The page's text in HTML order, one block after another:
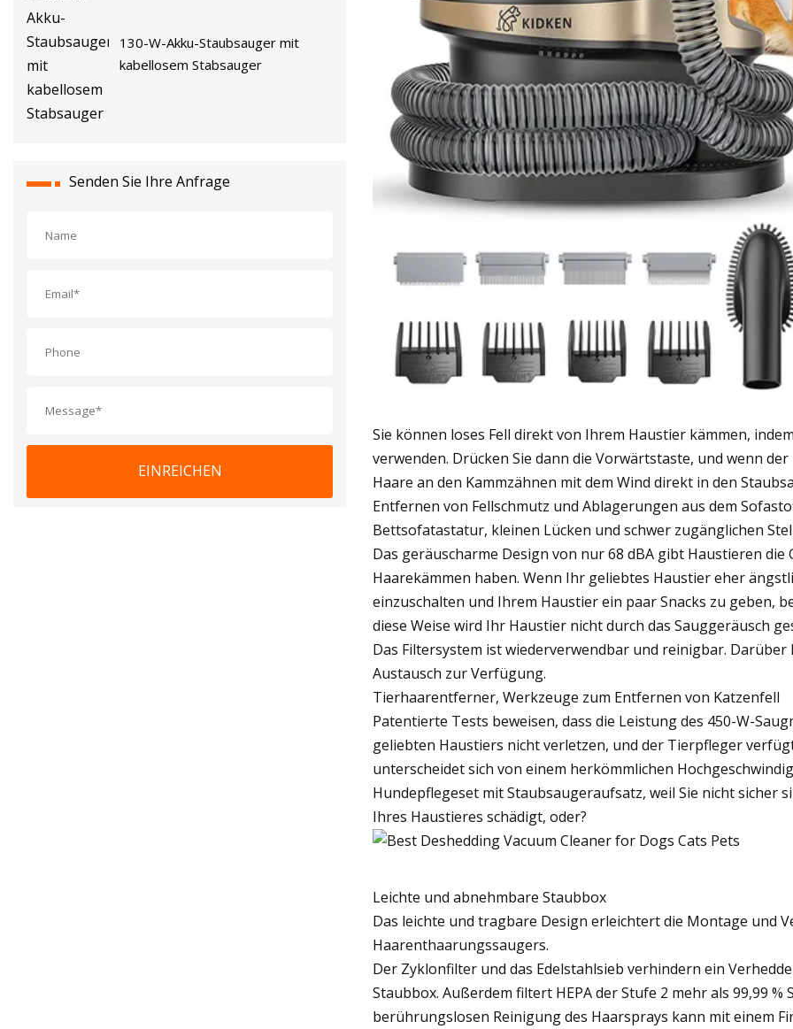
130-W-Akku-Staubsauger mit
kabellosem Stabsauger
Senden Sie Ihre Anfrage
EINREICHEN
Sie können loses Fell direkt von Ihrem Haustier kämmen,
verwenden. Drücken Sie dann die Vorwärtstaste, und wenn
Haare an den Kammzähnen mit dem Wind direkt in den
Entfernen von Fellschmutz und Ablagerungen aus dem
Bettsofatastatur, kleinen Lücken und schwer zugänglichen
Das geräuscharme Design von nur 68 dBA gibt Haustieren die
Haarekämmen haben. Wenn Ihr geliebtes Haustier eher
einzuschalten und Ihrem Haustier ein paar Snacks zu geben,
diese Weise wird Ihr Haustier nicht durch das Sauggeräusch
Das Filtersystem ist wiederverwendbar und reinigbar.
Austausch zur Verfügung.
Tierhaarentferner, Werkzeuge zum Entfernen von Katzenfell
Patentierte Tests beweisen, dass die Leistung des 450-W-
geliebten Haustiers nicht verletzen, und der Tierpfleger
unterscheidet sich von einem herkömmlichen
Hundepflegeset mit Staubsaugeraufsatz, weil Sie nicht sicher
Ihres Haustieres schädigt, oder?
Leichte und abnehmbare Staubbox
Das leichte und tragbare Design erleichtert die Montage und
Haarenthaarungssaugers.
Der Zyklonfilter und das Edelstahlsieb verhindern ein
Staubbox. Außerdem filtert HEPA der Stufe 2 mehr als 99,99
berührungslosen Reinigung des Haarsprays kann mit einem